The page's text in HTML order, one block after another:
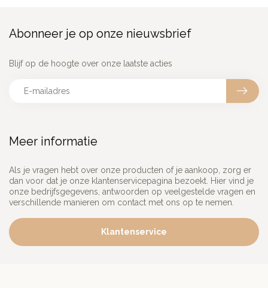
Meer informatie
Als je vragen hebt over onze producten of je aankoop, zorg er
dan voor dat je onze klantenservicepagina bezoekt. Hier vind je
onze bedrijfsgegevens, antwoorden op veelgestelde vragen en
verschillende manieren om contact met ons op te nemen.
Klantenservice
Abonneer je op onze nieuwsbrief
Blijf op de hoogte over onze laatste acties